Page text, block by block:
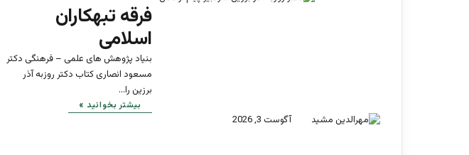
فرقه تبهکاران
اسلامی
بنیاد پژوهش های علمی – فرهنگی دکتر
مسعود انصاری کتاب دکتر روزبه آذر
برزین را…
بیشتر بخوانید »
آگوست 3, 2026